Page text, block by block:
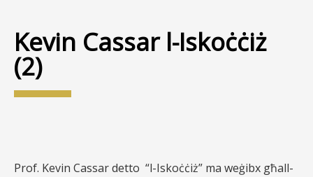
Kevin Cassar l-Iskoċċiż
(2)
Prof. Kevin Cassar detto “l-Iskoċċiż” ma weġibx għall-